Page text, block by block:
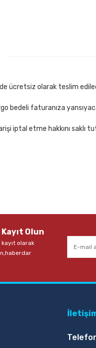
ücretsiz olarak teslim
bedeli faturanıza
iptal etme hakkını saklı
Olun
olarak